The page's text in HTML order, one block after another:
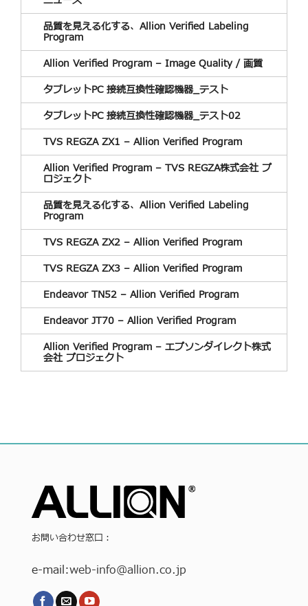
品質を見える化する、Allion Verified Labeling
Program
Allion Verified Program – Image Quality / 画質
タブレットPC 接続互換性確認機器_テスト
タブレットPC 接続互換性確認機器_テスト02
TVS REGZA ZX1 – Allion Verified Program
Allion Verified Program – TVS REGZA株式会社 プ
ロジェクト
品質を見える化する、Allion Verified Labeling
Program
TVS REGZA ZX2 – Allion Verified Program
TVS REGZA ZX3 – Allion Verified Program
Endeavor TN52 – Allion Verified Program
Endeavor JT70 – Allion Verified Program
Allion Verified Program – エプソンダイレクト株式
会社 プロジェクト
お問い合わせ窓口：
e-mail:web-info@allion.co.jp